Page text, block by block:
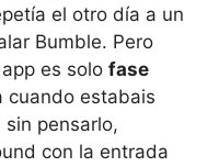
el otro día a un
Bumble. Pero
es solo fase
cuando estabais
pensarlo,
con la entrada